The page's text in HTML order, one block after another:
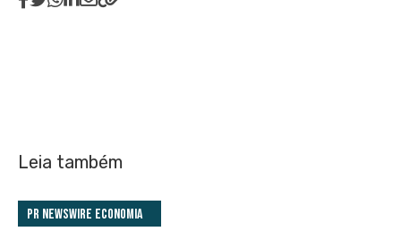
Leia também
PR Newswire Economia